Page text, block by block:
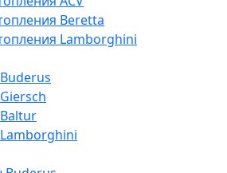
Beretta
Lamborghini